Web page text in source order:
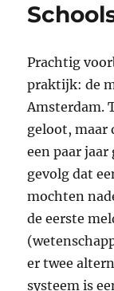
Prachtig
praktijk: de
Amsterdam.
geloot, maar
een paar
gevolg dat
mochten
de eerste
er twee
systeem is